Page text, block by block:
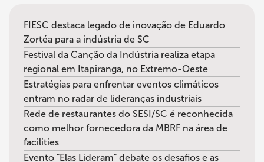
FIESC destaca legado de inovação de Eduardo
Zortéa para a indústria de SC
Festival da Canção da Indústria realiza etapa
regional em Itapiranga, no Extremo-Oeste
Estratégias para enfrentar eventos climáticos
entram no radar de lideranças industriais
Rede de restaurantes do SESI/SC é reconhecida
como melhor fornecedora da MBRF na área de
facilities
Evento "Elas Lideram" debate os desafios e as